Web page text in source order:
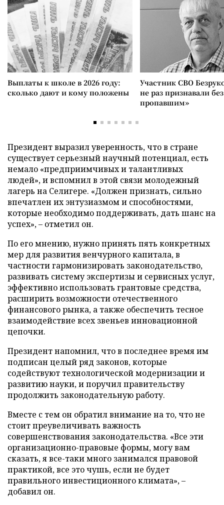
Выплаты к школе в 2026 году:
сколько дают и кому положены
Участник СВО
не раз признавали
пропавшим»
Президент выразил уверенность, что в стране
существует серьезный научный потенциал, есть
немало «предприимчивых и талантливых
людей», и вспомнил в этой связи молодежный
лагерь на Селигере. «Должен признать, сильно
впечатлен их энтузиазмом и способностями,
которые необходимо поддерживать, дать шанс на
успех», – отметил он.
По его мнению, нужно принять пять конкретных
мер для развития венчурного капитала, в
частности гармонизировать законодательство,
развивать систему экспертизы и сервисных услуг,
эффективно использовать грантовые средства,
расширить возможности отечественного
финансового рынка, а также обеспечить тесное
взаимодействие всех звеньев инновационной
цепочки.
Президент напомнил, что в последнее время им
подписан целый ряд законов, которые
содействуют технологической модернизации и
развитию науки, и поручил правительству
продолжить законодательную работу.
Вместе с тем он обратил внимание на то, что не
стоит преувеличивать важность
совершенствования законодательства. «Все эти
организационно-правовые формы, могу вам
сказать, я все-таки много занимался правовой
практикой, все это чушь, если не будет
правильного инвестиционного климата», –
добавил он.